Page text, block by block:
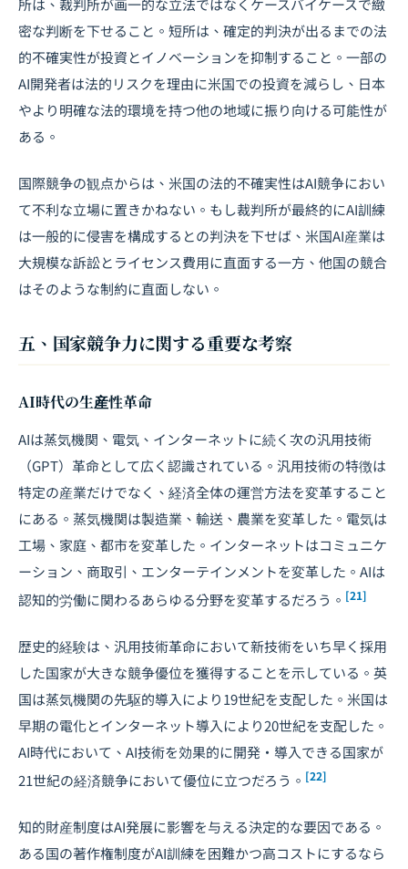
所は、裁判所が画一的な立法ではなくケースバイケースで緻
密な判断を下せること。短所は、確定的判決が出るまでの法
的不確実性が投資とイノベーションを抑制すること。一部の
AI開発者は法的リスクを理由に米国での投資を減らし、日本
やより明確な法的環境を持つ他の地域に振り向ける可能性が
ある。
国際競争の観点からは、米国の法的不確実性はAI競争におい
て不利な立場に置きかねない。もし裁判所が最終的にAI訓練
は一般的に侵害を構成するとの判決を下せば、米国AI産業は
大規模な訴訟とライセンス費用に直面する一方、他国の競合
はそのような制約に直面しない。
五、国家競争力に関する重要な考察
AI時代の生産性革命
AIは蒸気機関、電気、インターネットに続く次の汎用技術
（GPT）革命として広く認識されている。汎用技術の特徴は
特定の産業だけでなく、経済全体の運営方法を変革すること
にある。蒸気機関は製造業、輸送、農業を変革した。電気は
工場、家庭、都市を変革した。インターネットはコミュニケ
ーション、商取引、エンターテインメントを変革した。AIは
認知的労働に関わるあらゆる分野を変革するだろう。 [21]
歴史的経験は、汎用技術革命において新技術をいち早く採用
した国家が大きな競争優位を獲得することを示している。英
国は蒸気機関の先駆的導入により19世紀を支配した。米国は
早期の電化とインターネット導入により20世紀を支配した。
AI時代において、AI技術を効果的に開発・導入できる国家が
21世紀の経済競争において優位に立つだろう。 [22]
知的財産制度はAI発展に影響を与える決定的な要因である。
ある国の著作権制度がAI訓練を困難かつ高コストにするなら